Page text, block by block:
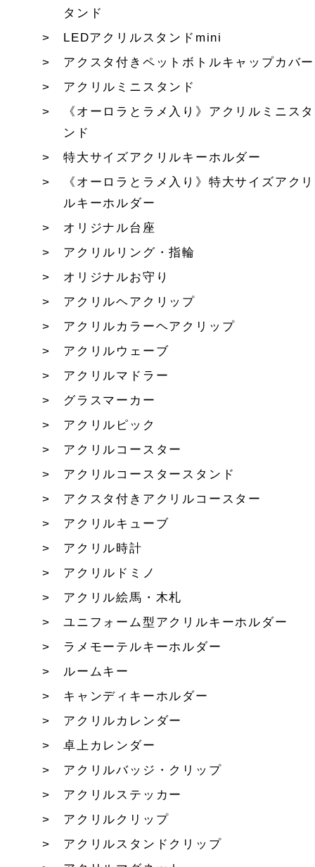
タンド
LEDアクリルスタンドmini
アクスタ付きペットボトルキャップカバー
アクリルミニスタンド
《オーロラとラメ入り》アクリルミニスタ
ンド
特大サイズアクリルキーホルダー
《オーロラとラメ入り》特大サイズアクリ
ルキーホルダー
オリジナル台座
アクリルリング・指輪
オリジナルお守り
アクリルヘアクリップ
アクリルカラーヘアクリップ
アクリルウェーブ
アクリルマドラー
グラスマーカー
アクリルピック
アクリルコースター
アクリルコースタースタンド
アクスタ付きアクリルコースター
アクリルキューブ
アクリル時計
アクリルドミノ
アクリル絵馬・木札
ユニフォーム型アクリルキーホルダー
ラメモーテルキーホルダー
ルームキー
キャンディキーホルダー
アクリルカレンダー
卓上カレンダー
アクリルバッジ・クリップ
アクリルステッカー
アクリルクリップ
アクリルスタンドクリップ